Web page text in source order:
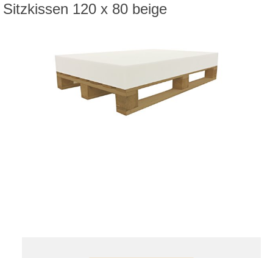
Sitzkissen 120 x 80 beige